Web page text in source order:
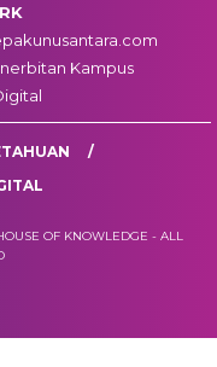
Kampus
OF KNOWLEDGE - ALL